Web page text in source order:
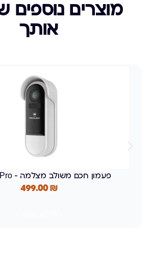
מוצרים נוספים
אותך
פעמון חכם משולב מצלמה – Maxilock Pro
499.00₪